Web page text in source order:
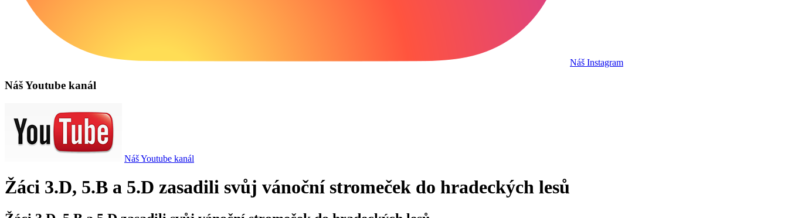
Náš Instagram
Náš Youtube kanál
Náš Youtube kanál
Žáci 3.D, 5.B a 5.D zasadili svůj vánoční stromeček do hradeckých lesů